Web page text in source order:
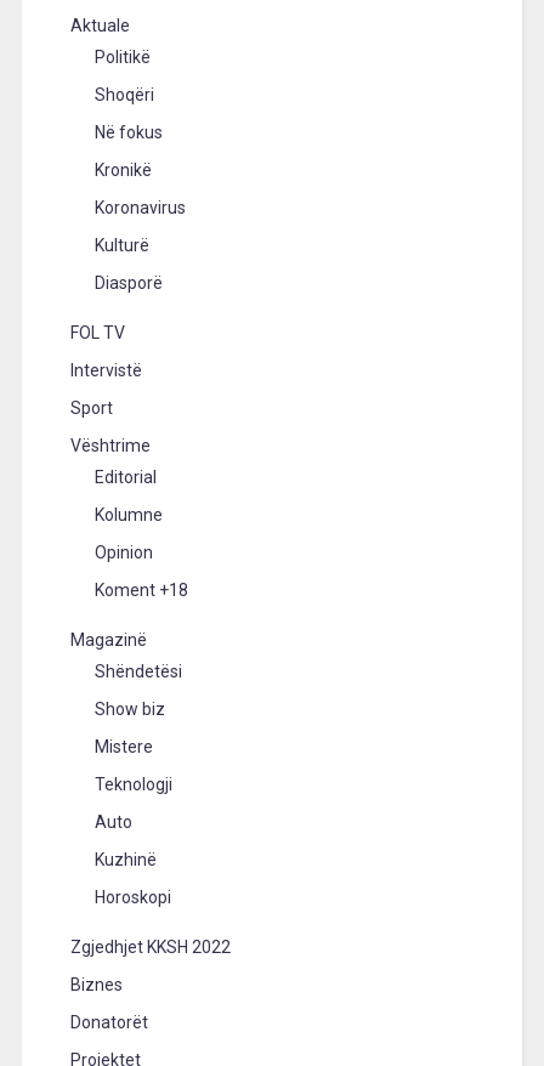
Aktuale
Politikë
Shoqëri
Në fokus
Kronikë
Koronavirus
Kulturë
Diasporë
FOL TV
Intervistë
Sport
Vështrime
Editorial
Kolumne
Opinion
Koment +18
Magazinë
Shëndetësi
Show biz
Mistere
Teknologji
Auto
Kuzhinë
Horoskopi
Zgjedhjet KKSH 2022
Biznes
Donatorët
Projektet